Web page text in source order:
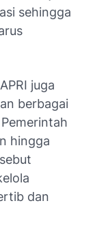
sehingga
juga
berbagai
hingga
dan